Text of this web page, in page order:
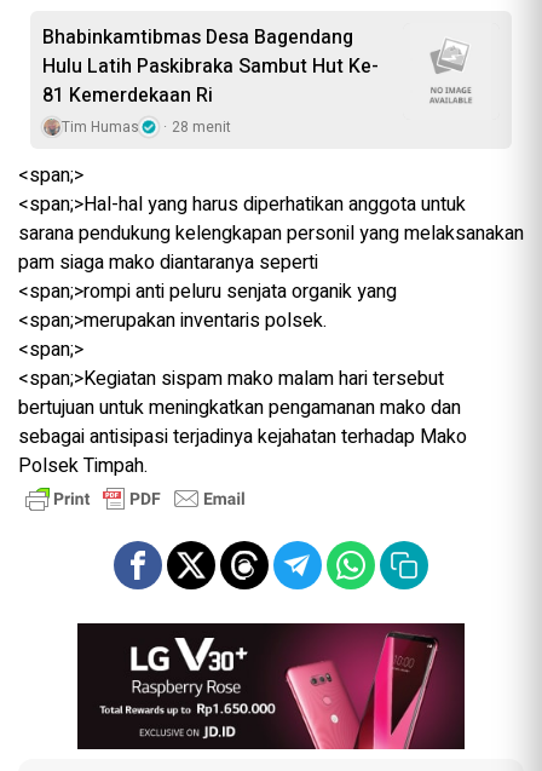
Bhabinkamtibmas Desa Bagendang
Hulu Latih Paskibraka Sambut Hut Ke-
81 Kemerdekaan Ri
Tim Humas 28 menit
<span;>‎
<span;>‎Hal-hal yang harus diperhatikan anggota untuk
sarana pendukung kelengkapan personil yang melaksanakan
pam siaga mako diantaranya seperti
<span;>‎rompi anti peluru senjata organik yang
<span;>‎merupakan inventaris polsek.
<span;>‎
<span;>‎Kegiatan sispam mako malam hari tersebut
bertujuan untuk meningkatkan pengamanan mako dan
sebagai antisipasi terjadinya kejahatan terhadap Mako
Polsek Timpah.